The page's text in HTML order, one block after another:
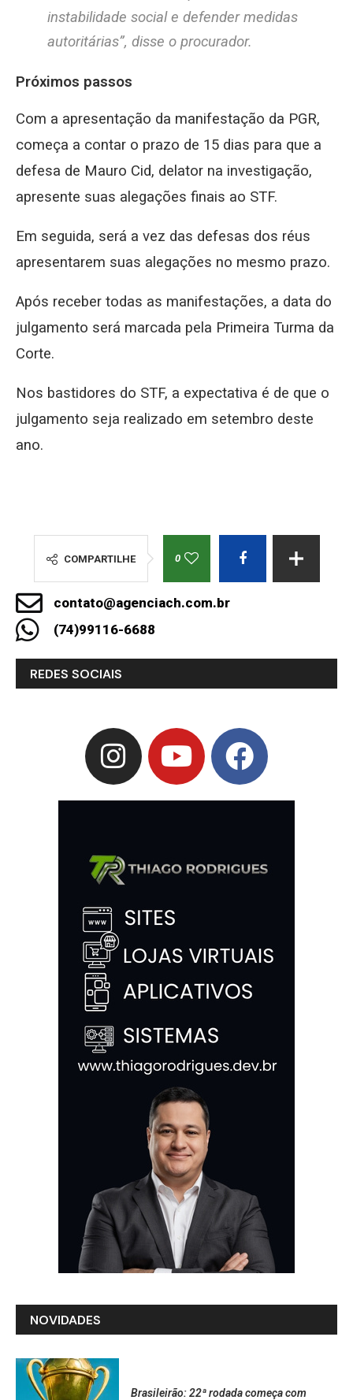
instabilidade social e defender medidas
autoritárias”, disse o procurador.
Próximos passos
Com a apresentação da manifestação da PGR,
começa a contar o prazo de 15 dias para que a
defesa de Mauro Cid, delator na investigação,
apresente suas alegações finais ao STF.
Em seguida, será a vez das defesas dos réus
apresentarem suas alegações no mesmo prazo.
Após receber todas as manifestações, a data do
julgamento será marcada pela Primeira Turma da
Corte.
Nos bastidores do STF, a expectativa é de que o
julgamento seja realizado em setembro deste
ano.
COMPARTILHE 0
contato@agenciach.com.br
(74)99116-6688
REDES SOCIAIS
NOVIDADES
Brasileirão: 22ª rodada começa com